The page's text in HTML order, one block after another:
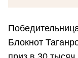
Блокнот